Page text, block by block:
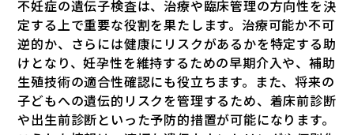
不妊症の遺伝子検査は、治療や臨床管理の方向性を決
定する上で重要な役割を果たします。治療可能か不可
逆的か、さらには健康にリスクがあるかを特定する助
けとなり、妊孕性を維持するための早期介入や、補助
生殖技術の適合性確認にも役立ちます。また、将来の
子どもへの遺伝的リスクを管理するため、着床前診断
や出生前診断といった予防的措置が可能になります。